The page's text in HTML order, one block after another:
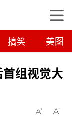
搞笑 美图
组视觉大